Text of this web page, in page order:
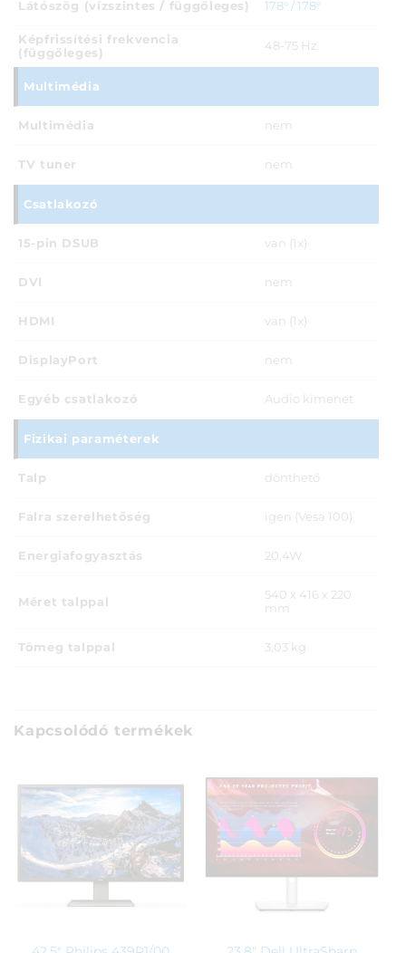
Látószög (vízszintes / függőleges) 178° / 178°
Képfrissítési frekvencia
(függőleges)
48-75 Hz
Multimédia
Multimédia nem
TV tuner nem
Csatlakozó
15-pin DSUB van (1x)
DVI nem
HDMI van (1x)
DisplayPort nem
Egyéb csatlakozó Audio kimenet
Fizikai paraméterek
Talp dönthető
Falra szerelhetőség igen (Vesa 100)
Energiafogyasztás 20,4W
Méret talppal
540 x 416 x 220
mm
Tömeg talppal 3,03 kg
Kapcsolódó termékek